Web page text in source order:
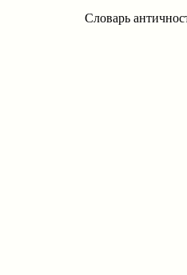
Словарь